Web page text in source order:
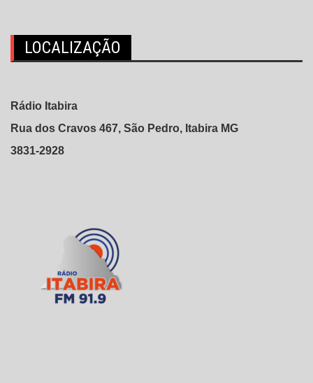
LOCALIZAÇÃO
Rádio Itabira
Rua dos Cravos 467, São Pedro, Itabira MG
3831-2928